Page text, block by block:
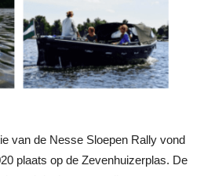
van de Nesse Sloepen Rally vond
plaats op de Zevenhuizerplas. De